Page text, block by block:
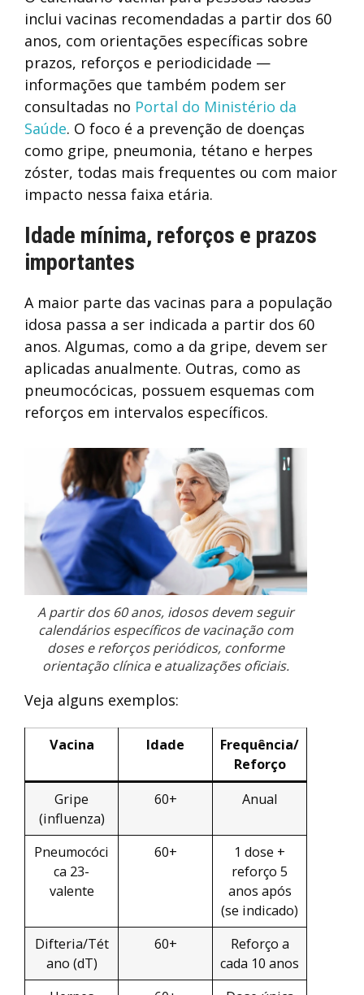
inclui vacinas recomendadas a partir dos 60
anos, com orientações específicas sobre
prazos, reforços e periodicidade —
informações que também podem ser
consultadas no Portal do Ministério da
Saúde. O foco é a prevenção de doenças
como gripe, pneumonia, tétano e herpes
zóster, todas mais frequentes ou com maior
impacto nessa faixa etária.
Idade mínima, reforços e prazos
importantes
A maior parte das vacinas para a população
idosa passa a ser indicada a partir dos 60
anos. Algumas, como a da gripe, devem ser
aplicadas anualmente. Outras, como as
pneumocócicas, possuem esquemas com
reforços em intervalos específicos.
A partir dos 60 anos, idosos devem seguir
calendários específicos de vacinação com
doses e reforços periódicos, conforme
orientação clínica e atualizações oficiais.
Veja alguns exemplos:
Vacina Idade
Frequência/
Reforço
Gripe
(influenza)
60+ Anual
Pneumocóci
ca 23-
valente
60+
1 dose +
reforço 5
anos após
(se indicado)
Difteria/Tét
ano (dT)
60+
Reforço a
cada 10 anos